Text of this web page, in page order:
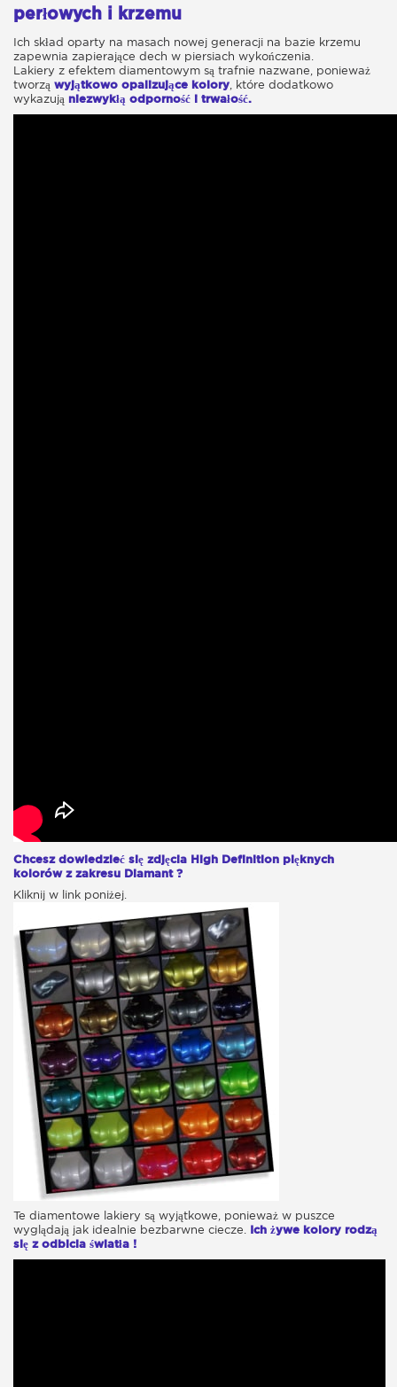
perłowych i krzemu
Ich skład oparty na masach nowej generacji na bazie krzemu
zapewnia zapierające dech w piersiach wykończenia.
Lakiery z efektem diamentowym są trafnie nazwane, ponieważ
tworzą wyjątkowo opalizujące kolory, które dodatkowo
wykazują niezwykłą odporność i trwałość.
Chcesz dowiedzieć się zdjęcia High Definition pięknych
kolorów z zakresu Diamant ?
Kliknij w link poniżej.
Te diamentowe lakiery są wyjątkowe, ponieważ w puszce
wyglądają jak idealnie bezbarwne ciecze. Ich żywe kolory rodzą
się z odbicia światła !